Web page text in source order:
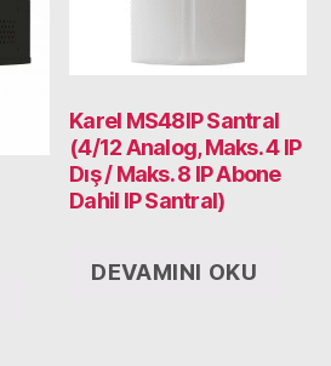
Karel MS48IP Santral
(4/12 Analog, Maks. 4 IP
Dış / Maks. 8 IP Abone
Dahil IP Santral)
DEVAMINI OKU